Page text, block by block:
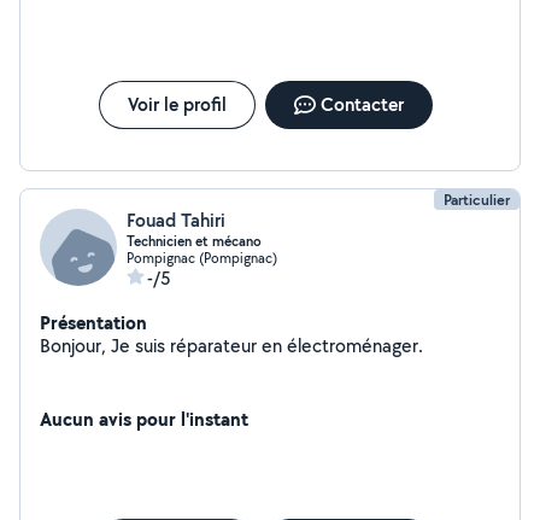
Voir le profil Contacter
Particulier
Fouad Tahiri
Technicien et mécano
Pompignac (Pompignac)
-/5
Présentation
Bonjour, Je suis réparateur en électroménager.
Aucun avis pour l'instant